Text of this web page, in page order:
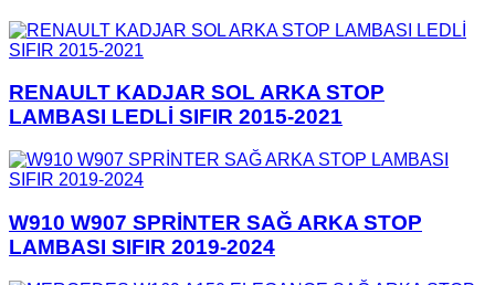
RENAULT KADJAR SOL ARKA STOP
LAMBASI LEDLİ SIFIR 2015-2021
W910 W907 SPRİNTER SAĞ ARKA STOP
LAMBASI SIFIR 2019-2024